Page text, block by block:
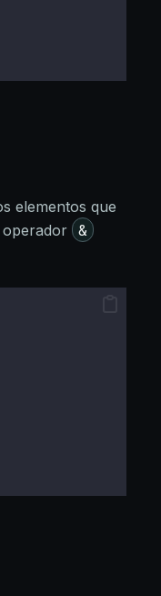
elementos que
&